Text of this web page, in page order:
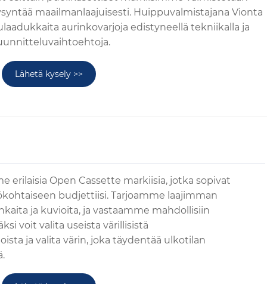
maailmanlaajuisesti. Huippuvalmistajana Vionta
aurinkovarjoja edistyneellä tekniikalla ja
Lähetä kysely >>
erilaisia ​​Open Cassette markiisia, jotka sopivat
budjettiisi. Tarjoamme laajimman
ja kuvioita, ja vastaamme mahdollisiin
voit valita useista värillisistä
ja valita värin, joka täydentää ulkotilan